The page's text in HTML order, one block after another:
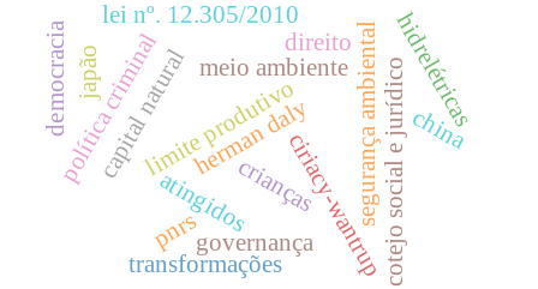
ciriacy-wantrup
herman daly segurança ambiental
limite produtivo
capital natural meio ambiente
política criminal
japão cotejo social e jurídico
atingidos
direito hidrelétricas
pnrs
lei nº. 12.305/2010
china
governança
transformações
crianças
democracia